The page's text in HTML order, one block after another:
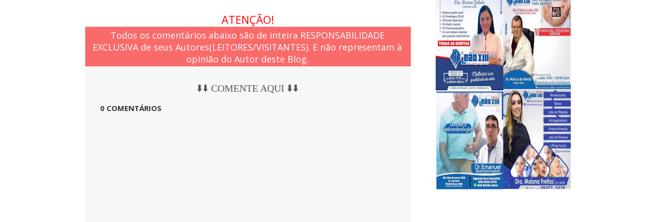
ATENÇÃO!
Todos os comentários abaixo são de inteira RESPONSABILIDADE
EXCLUSIVA de seus Autores(LEITORES/VISITANTES). E não representam à
opinião do Autor deste Blog.
⬇️⬇️ COMENTE AQUI ⬇️⬇️
0 COMENTÁRIOS